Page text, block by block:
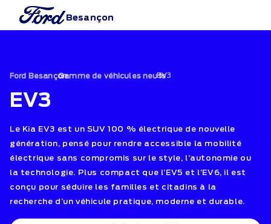
Besançon
Ford Besançon
›
Gamme de véhicules neufs
›
EV3
EV3
Le Kia EV3 est un SUV 100 % électrique de nouvelle
génération, pensé pour rendre accessible la mobilité
électrique sans compromis sur le style, l’autonomie ou
la technologie. Plus compact que l’EV5 et l’EV6, il est
conçu pour séduire les familles et citadins à la
recherche d’un véhicule pratique, moderne et durable.